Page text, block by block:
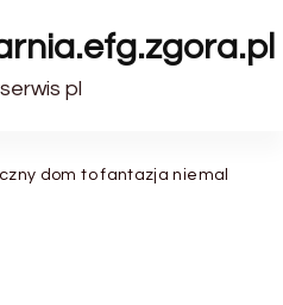
pl
dom to fantazja niemal